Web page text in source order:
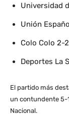
Universidad
Unión
Colo Colo 2-
Deportes La
El partido más
un contundente 5-
Nacional.